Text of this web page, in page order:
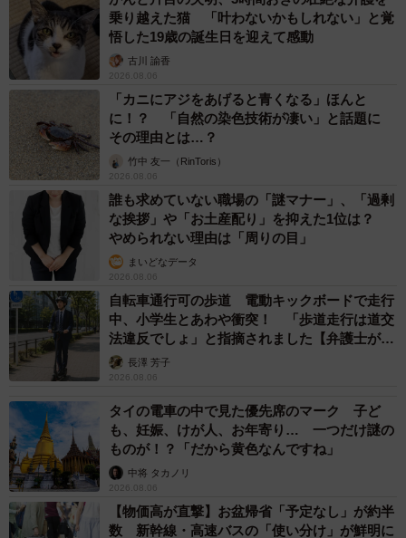
乗り越えた猫 「叶わないかもしれない」と覚
悟した19歳の誕生日を迎えて感動
古川 諭香
2026.08.06
「カニにアジをあげると青くなる」ほんと
に！？ 「自然の染色技術が凄い」と話題に
その理由とは…？
竹中 友一（RinToris）
2026.08.06
誰も求めていない職場の「謎マナー」、「過剰
な挨拶」や「お土産配り」を抑えた1位は？
やめられない理由は「周りの目」
まいどなデータ
2026.08.06
自転車通行可の歩道 電動キックボードで走行
中、小学生とあわや衝突！ 「歩道走行は道交
法違反でしょ」と指摘されました【弁護士が解
説】長澤 芳子
2026.08.06
タイの電車の中で見た優先席のマーク 子ど
も、妊娠、けが人、お年寄り… 一つだけ謎の
ものが！？「だから黄色なんですね」
中将 タカノリ
2026.08.06
【物価高が直撃】お盆帰省「予定なし」が約半
数 新幹線・高速バスの「使い分け」が鮮明に